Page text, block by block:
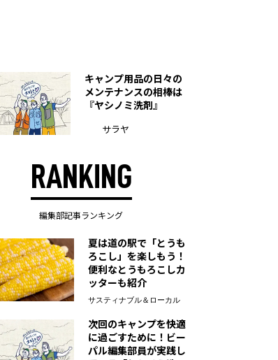
キャンプ用品の日々の
メンテナンスの相棒は
『ヤシノミ洗剤』
サラヤ
RANKING
編集部記事ランキング
夏は道の駅で「とうも
ろこし」を楽しもう！
便利なとうもろこしカ
ッターも紹介
サスティナブル＆ローカル
次回のキャンプを快適
に過ごすために！ビー
パル編集部員が実践し